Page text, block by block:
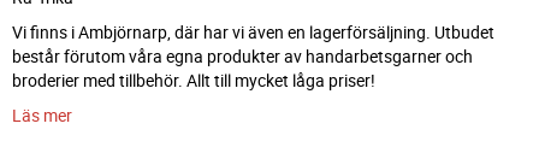
Vi finns i Ambjörnarp, där har vi även en lagerförsäljning. Utbudet
består förutom våra egna produkter av handarbetsgarner och
broderier med tillbehör. Allt till mycket låga priser!
Läs mer